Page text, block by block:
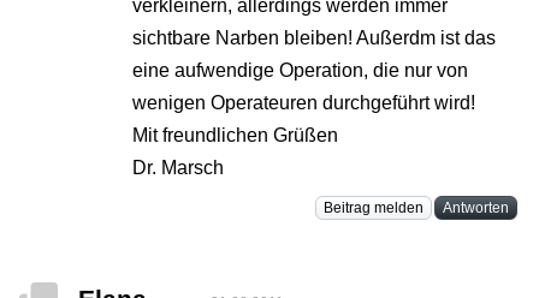
verkleinern, allerdings werden immer
sichtbare Narben bleiben! Außerdm ist das
eine aufwendige Operation, die nur von
wenigen Operateuren durchgeführt wird!
Mit freundlichen Grüßen
Dr. Marsch
Beitrag melden Antworten